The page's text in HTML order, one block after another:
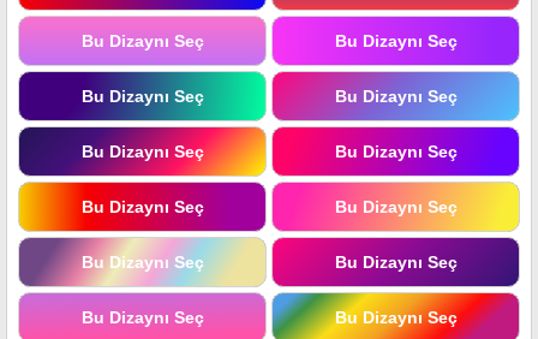
Bu Dizaynı Seç Bu Dizaynı Seç
Bu Dizaynı Seç Bu Dizaynı Seç
Bu Dizaynı Seç Bu Dizaynı Seç
Bu Dizaynı Seç Bu Dizaynı Seç
Bu Dizaynı Seç Bu Dizaynı Seç
Bu Dizaynı Seç Bu Dizaynı Seç